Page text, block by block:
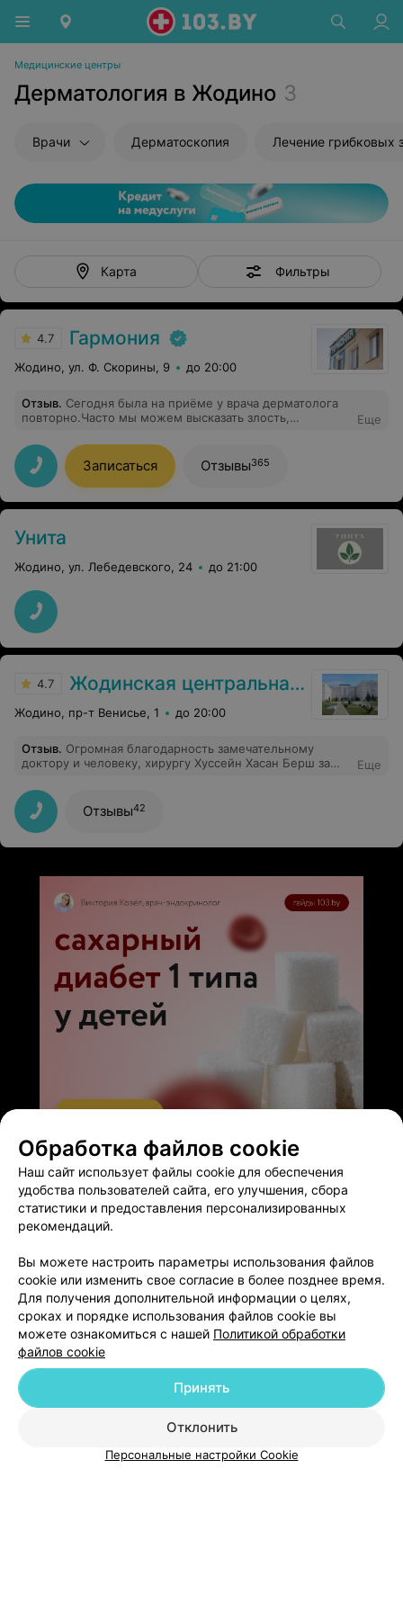
Медицинские центры
Дерматология в Жодино 3
Врачи Дерматоскопия Лечение грибковых
Карта Фильтры
4.7 Гармония
Жодино, ул. Ф. Скорины, 9 до 20:00
Отзыв. Сегодня была на приёме у врача дерматолога
повторно.Часто мы можем высказать злость,
благодарность Шершень Раисе Николаевне за
качественную консультацию.
Еще
Записаться Отзывы365
Унита
Жодино, ул. Лебедевского, 24 до 21:00
4.7 Жодинская центральная городская больница
Жодино, пр-т Венисье, 1 до 20:00
Отзыв. Огромная благодарность замечательному
доктору и человеку, хирургу Хуссейн Хасан Берш за
Еще
Отзывы42
ЭФФЕКТИВНАЯ РЕКЛАМА НА САЙТЕ
Добавить компанию
Добавить специалиста
Новости проекта
Размещение рекламы
Медицинский маркетинг
Публичный договор
Обработка файлов cookie
Наш сайт использует файлы cookie для обеспечения
удобства пользователей сайта, его улучшения, сбора
статистики и предоставления персонализированных
рекомендаций.
Вы можете настроить параметры использования файлов
cookie или изменить свое согласие в более позднее время.
Для получения дополнительной информации о целях,
сроках и порядке использования файлов cookie вы
можете ознакомиться с нашей Политикой обработки
файлов cookie
Отклонить
Принять
Персональные настройки Cookie